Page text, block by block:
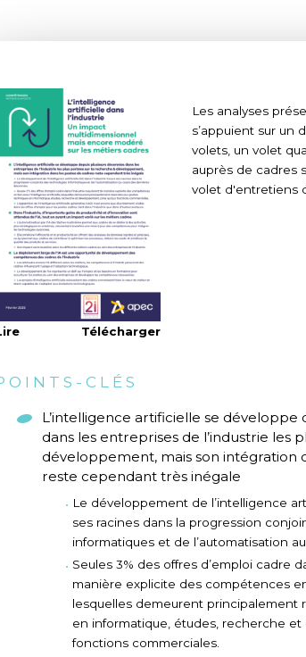
Télécharger
Les analyses
s’appuient sur un
volets, un volet
auprès de cadres
volet d'entretiens
CLÉS
L’intelligence artificielle se développe
dans les entreprises de l’industrie les
développement, mais son intégration
reste cependant très inégale
Le développement de l’intelligence
ses racines dans la progression
informatiques et de l’automatisation
Seules 3% des offres d’emploi cadre
manière explicite des compétences
lesquelles demeurent principalement
en informatique, études, recherche et
fonctions commerciales.